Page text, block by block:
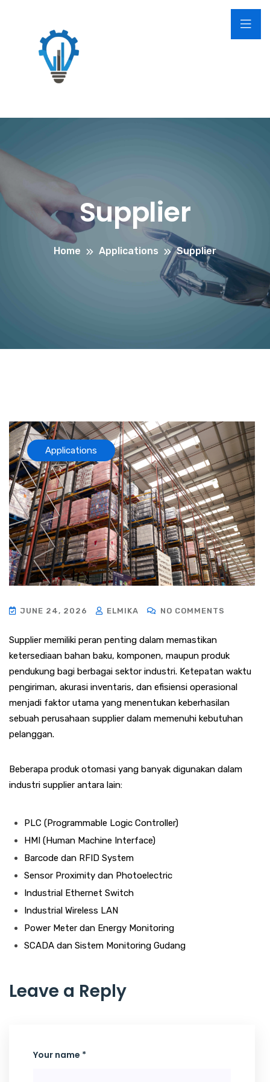
Supplier
Home Applications Supplier
Applications
JUNE 24, 2026 ELMIKA NO COMMENTS
Supplier memiliki peran penting dalam memastikan
ketersediaan bahan baku, komponen, maupun produk
pendukung bagi berbagai sektor industri. Ketepatan waktu
pengiriman, akurasi inventaris, dan efisiensi operasional
menjadi faktor utama yang menentukan keberhasilan
sebuah perusahaan supplier dalam memenuhi kebutuhan
pelanggan.
Beberapa produk otomasi yang banyak digunakan dalam
industri supplier antara lain:
PLC (Programmable Logic Controller)
HMI (Human Machine Interface)
Barcode dan RFID System
Sensor Proximity dan Photoelectric
Industrial Ethernet Switch
Industrial Wireless LAN
Power Meter dan Energy Monitoring
SCADA dan Sistem Monitoring Gudang
Leave a Reply
Your name *